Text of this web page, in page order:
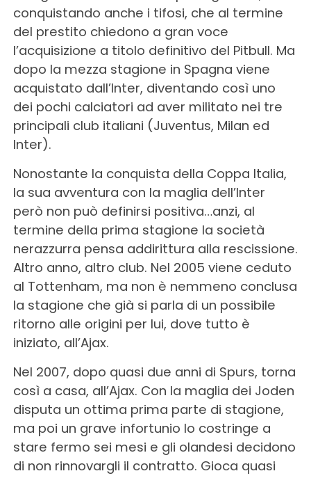
conquistando anche i tifosi, che al termine
del prestito chiedono a gran voce
l’acquisizione a titolo definitivo del Pitbull. Ma
dopo la mezza stagione in Spagna viene
acquistato dall’Inter, diventando così uno
dei pochi calciatori ad aver militato nei tre
principali club italiani (Juventus, Milan ed
Inter).
Nonostante la conquista della Coppa Italia,
la sua avventura con la maglia dell’Inter
però non può definirsi positiva…anzi, al
termine della prima stagione la società
nerazzurra pensa addirittura alla rescissione.
Altro anno, altro club. Nel 2005 viene ceduto
al Tottenham, ma non è nemmeno conclusa
la stagione che già si parla di un possibile
ritorno alle origini per lui, dove tutto è
iniziato, all’Ajax.
Nel 2007, dopo quasi due anni di Spurs, torna
così a casa, all’Ajax. Con la maglia dei Joden
disputa un ottima prima parte di stagione,
ma poi un grave infortunio lo costringe a
stare fermo sei mesi e gli olandesi decidono
di non rinnovargli il contratto. Gioca quasi